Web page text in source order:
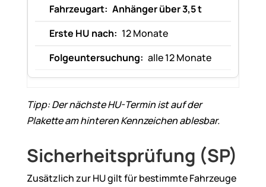
Anhänger über 3,5 t
12 Monate
alle 12 Monate
Tipp: Der nächste HU-Termin ist auf der
Plakette am hinteren Kennzeichen ablesbar.
Sicherheitsprüfung (SP)
Zusätzlich zur HU gilt für bestimmte Fahrzeuge